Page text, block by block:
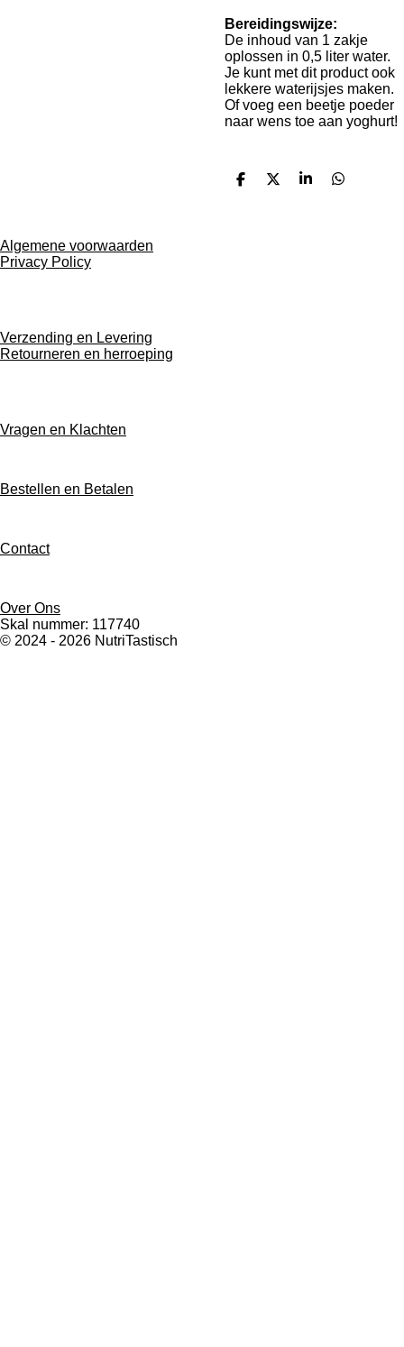
Bereidingswijze:
De inhoud van 1 zakje
oplossen in 0,5 liter water.
Je kunt met dit product ook
lekkere waterijsjes maken.
Of voeg een beetje poeder
naar wens toe aan yoghurt!
D
D
S
D
Algemene voorwaarden
Privacy Policy
Verzending en Levering
Retourneren en herroeping
Vragen en Klachten
Bestellen en Betalen
Contact
Over Ons
Skal nummer: 117740
© 2024 - 2026 NutriTastisch